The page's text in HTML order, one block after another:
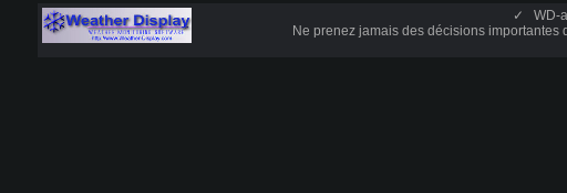
✓
WD-
Ne prenez jamais des décisions